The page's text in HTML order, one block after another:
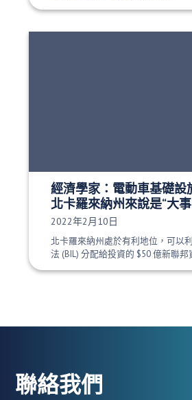
經濟學家：電動車基礎設
北卡羅來納州來說是“大
發布日期：
2022年2月10日
北卡羅來納州處於有利地位，可以
法 (BIL) 分配給投資的 $50 億新聯邦
聯絡我們